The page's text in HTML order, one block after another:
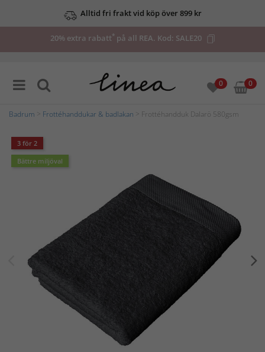
Alltid fri frakt vid köp över 899 kr
20% extra rabatt*på all REA. Kod: SALE20
0 0
Badrum Frottéhanddukar & badlakan > Frottéhandduk Dalarö 580gsm
3 för 2
Bättre miljöval